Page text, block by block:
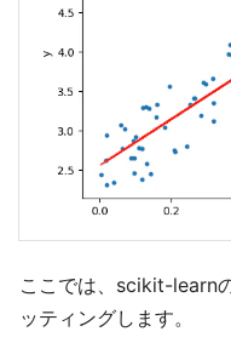
ここでは、scikit-learn
ッティングします。